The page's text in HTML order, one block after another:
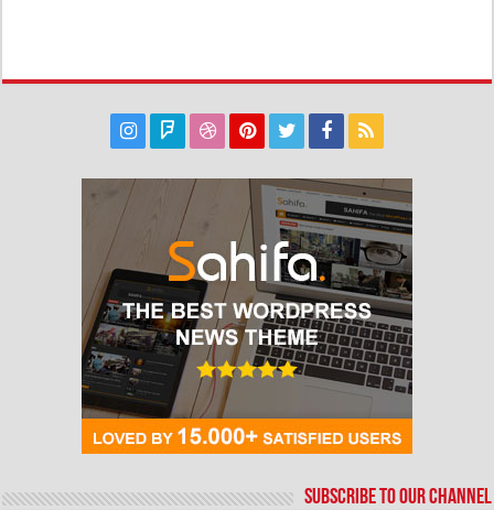
Subscribe to our Channel